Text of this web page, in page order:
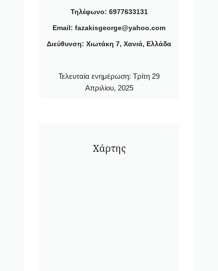
Τηλέφωνο: 6977633131
Email: fazakisgeorge@yahoo.com
Διεύθυνση: Χιωτάκη 7, Χανιά, Ελλάδα
Τελευταία ενημέρωση: Τρίτη 29
Απριλίου, 2025
Χάρτης